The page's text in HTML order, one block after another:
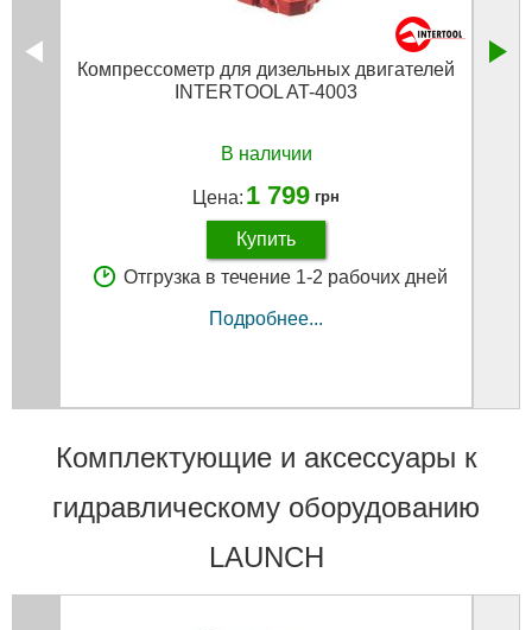
Компрессометр для дизельных двигателей
INTERTOOL AT-4003
В наличии
Цена: 1 799 грн
Купить
Отгрузка в течение 1-2 рабочих дней
Подробнее...
Комплектующие и аксессуары к
гидравлическому оборудованию
LAUNCH